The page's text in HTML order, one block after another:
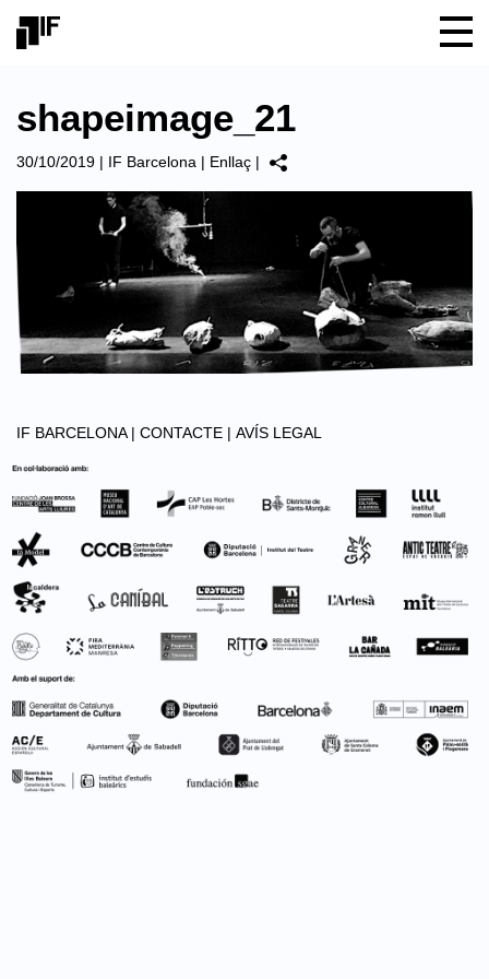
shapeimage_21
30/10/2019 | IF Barcelona | Enllaç |
IF BARCELONA | CONTACTE | AVÍS LEGAL